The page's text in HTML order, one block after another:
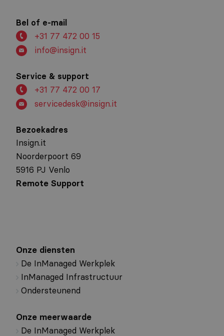
Bel of e-mail
+31 77 472 00 15
info@insign.it
Service & support
+31 77 472 00 17
servicedesk@insign.it
Bezoekadres
Insign.it
Noorderpoort 69
5916 PJ Venlo
Remote Support
Onze diensten
De InManaged Werkplek
InManaged Infrastructuur
Ondersteunend
Onze meerwaarde
De InManaged Werkplek